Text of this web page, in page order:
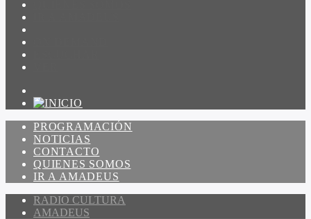
PROGRAMACIÓN
NOTICIAS
CONTACTO
QUIENES SOMOS
IR A AMADEUS
RADIO CULTURA
AMADEUS